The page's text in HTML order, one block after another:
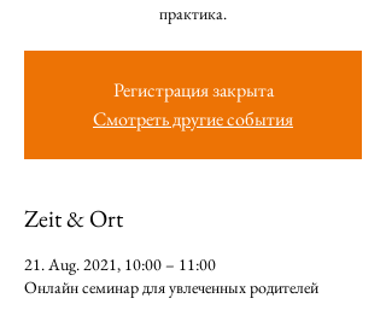
практика.
Регистрация закрыта
Смотреть другие события
Zeit & Ort
21. Aug. 2021, 10:00 – 11:00
Онлайн семинар для увлеченных родителей